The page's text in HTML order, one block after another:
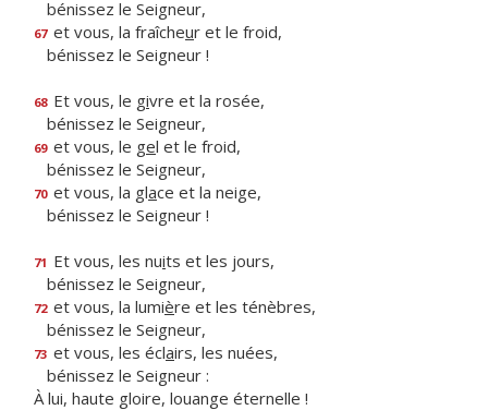
bénissez le Seigneur,
67 et vous, la fraîcheur et le froid,
bénissez le Seigneur !
68 Et vous, le givre et la rosée,
bénissez le Seigneur,
69 et vous, le gel et le froid,
bénissez le Seigneur,
70 et vous, la glace et la neige,
bénissez le Seigneur !
71 Et vous, les nuits et les jours,
bénissez le Seigneur,
72 et vous, la lumière et les ténèbres,
bénissez le Seigneur,
73 et vous, les éclairs, les nuées,
bénissez le Seigneur :
À lui, haute gloire, louange éternelle !